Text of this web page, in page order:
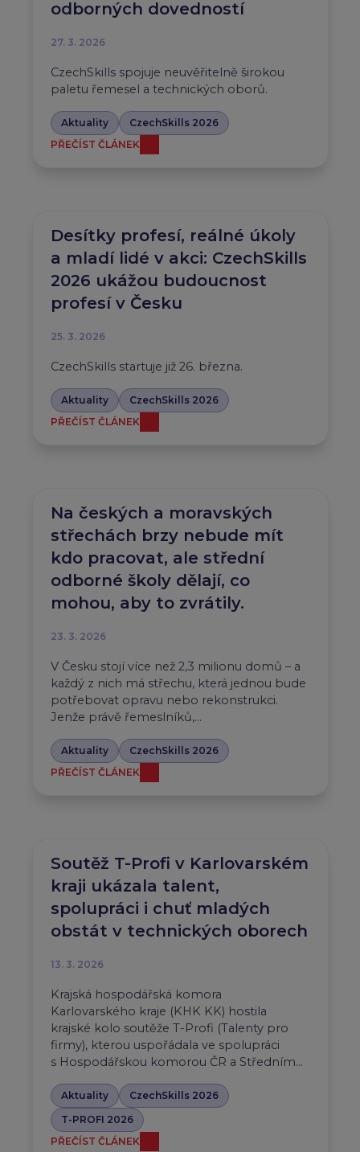
odborných dovedností
27. 3. 2026
CzechSkills spojuje neuvěřitelně širokou
paletu řemesel a technických oborů.
Aktuality
CzechSkills 2026
PŘEČÍST ČLÁNEK
Desítky profesí, reálné úkoly
a mladí lidé v akci: CzechSkills
2026 ukážou budoucnost
profesí v Česku
25. 3. 2026
CzechSkills startuje již 26. března.
Aktuality
CzechSkills 2026
PŘEČÍST ČLÁNEK
Na českých a moravských
střechách brzy nebude mít
kdo pracovat, ale střední
odborné školy dělají, co
mohou, aby to zvrátily.
23. 3. 2026
V Česku stojí více než 2,3 milionu domů – a
každý z nich má střechu, která jednou bude
potřebovat opravu nebo rekonstrukci.
Jenže právě řemeslníků,…
Aktuality
CzechSkills 2026
PŘEČÍST ČLÁNEK
Soutěž T-Profi v Karlovarském
kraji ukázala talent,
spolupráci i chuť mladých
obstát v technických oborech
13. 3. 2026
Krajská hospodářská komora
Karlovarského kraje (KHK KK) hostila
krajské kolo soutěže T-Profi (Talenty pro
firmy), kterou uspořádala ve spolupráci
s Hospodářskou komorou ČR a Středním…
Aktuality
CzechSkills 2026
T-PROFI 2026
PŘEČÍST ČLÁNEK